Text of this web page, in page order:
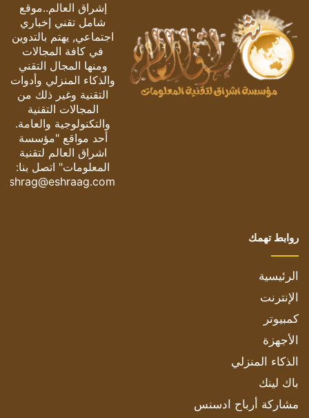
إشراق العالم..موقع
شامل تقني إخباري
اجتماعي, يهتم بالتدوين
في كافة المجالات
ومنها المجال التقني
والذكاء المنزلي وأدوات
التقنية وغير ذلك من
المجالات التقنية
والتكنولوجية والعامة.
أحد مواقع "مؤسسة
اشراق العالم لتقنية
المعلومات" اتصل بنا:
eshrag@eshraag.com
روابط تهمك
الرئيسية
الإنترنت
كمبيوتر
الأجهزة
الذكاء المنزلي
باك لينك
مشاركة أرباح ادسنس